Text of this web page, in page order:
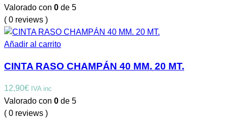
Valorado con 0 de 5
( 0 reviews )
Añadir al carrito
CINTA RASO CHAMPÁN 40 MM. 20 MT.
12,90€ IVA inc
Valorado con 0 de 5
( 0 reviews )